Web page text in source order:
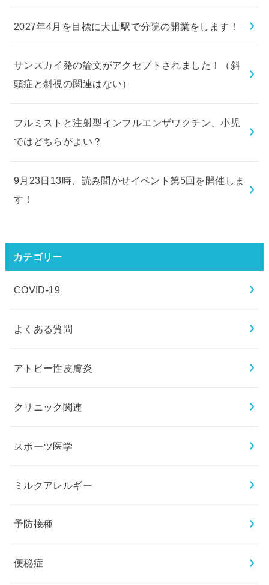
2027年4月を目標に大山駅で分院の開業をします！
サンスカイ発の論文がアクセプトされました！（斜
頭症と斜視の関連はない）
フルミストと注射型インフルエンザワクチン、小児
ではどちらがよい？
9月23日13時、読み聞かせイベント第5回を開催しま
す！
カテゴリー
COVID-19
よくある質問
アトピー性皮膚炎
クリニック関連
スポーツ医学
ミルクアレルギー
予防接種
便秘症